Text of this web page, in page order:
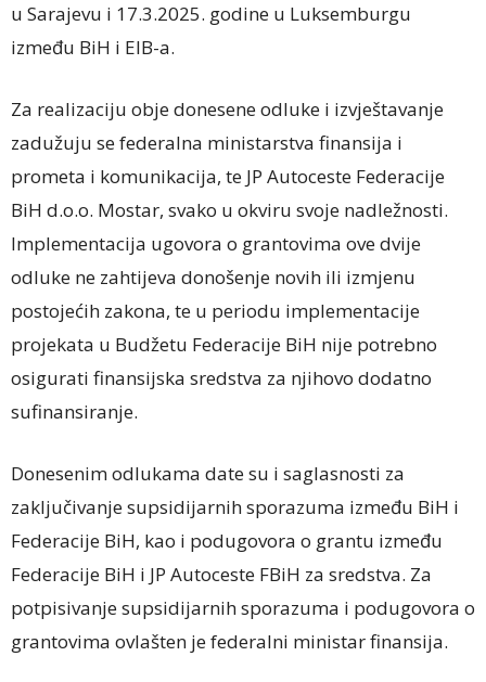
u Sarajevu i 17.3.2025. godine u Luksemburgu
između BiH i EIB-a.
Za realizaciju obje donesene odluke i izvještavanje
zadužuju se federalna ministarstva finansija i
prometa i komunikacija, te JP Autoceste Federacije
BiH d.o.o. Mostar, svako u okviru svoje nadležnosti.
Implementacija ugovora o grantovima ove dvije
odluke ne zahtijeva donošenje novih ili izmjenu
postojećih zakona, te u periodu implementacije
projekata u Budžetu Federacije BiH nije potrebno
osigurati finansijska sredstva za njihovo dodatno
sufinansiranje.
Donesenim odlukama date su i saglasnosti za
zaključivanje supsidijarnih sporazuma između BiH i
Federacije BiH, kao i podugovora o grantu između
Federacije BiH i JP Autoceste FBiH za sredstva. Za
potpisivanje supsidijarnih sporazuma i podugovora o
grantovima ovlašten je federalni ministar finansija.